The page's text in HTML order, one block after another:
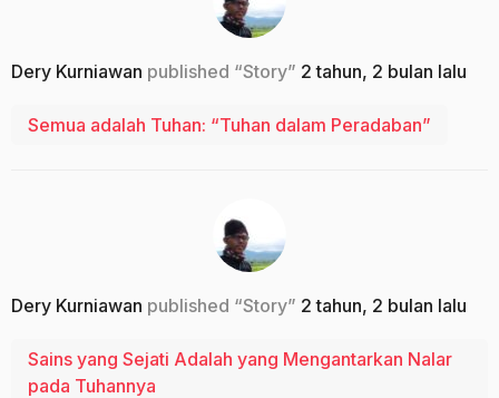
Dery Kurniawan published “Story” 2 tahun, 2 bulan lalu
Semua adalah Tuhan: “Tuhan dalam Peradaban”
Dery Kurniawan published “Story” 2 tahun, 2 bulan lalu
Sains yang Sejati Adalah yang Mengantarkan Nalar
pada Tuhannya